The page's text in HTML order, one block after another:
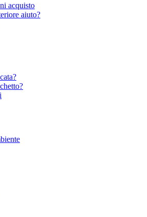
acquisto
aiuto?